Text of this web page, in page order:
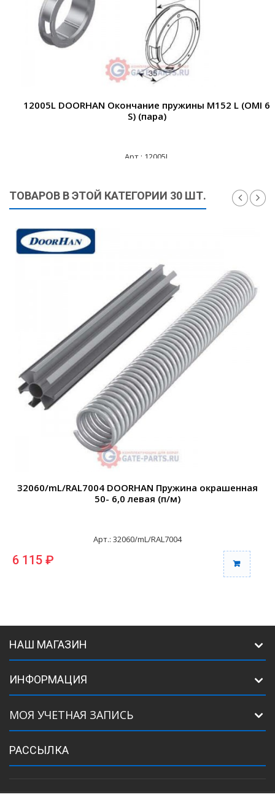
12005L DOORHAN Окончание пружины М152 L (OMI 6
S) (пара)
Арт.: 12005L
ТОВАРОВ В ЭТОЙ КАТЕГОРИИ 30 ШТ.
32060/mL/RAL7004 DOORHAN Пружина окрашенная
50- 6,0 левая (п/м)
Арт.: 32060/mL/RAL7004
6 115 ₽
НАШ МАГАЗИН
ИНФОРМАЦИЯ
МОЯ УЧЕТНАЯ ЗАПИСЬ
РАССЫЛКА